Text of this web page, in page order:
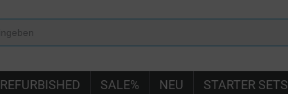
REFURBISHED SALE% NEU STARTER SETS